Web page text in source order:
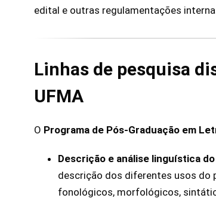
edital e outras regulamentações
Linhas de pesquisa
UFMA
O Programa de Pós-Graduação em
Descrição e análise linguística
descrição dos diferentes usos do
fonológicos, morfológicos,